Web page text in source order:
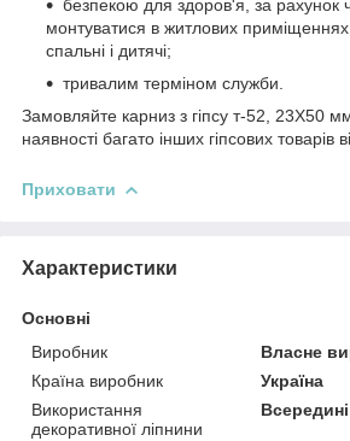
безпекою для здоров'я, за рахунок
монтуватися в житлових
спальні і дитячі;
тривалим терміном служби.
Замовляйте карниз з гіпсу т-52, 23Х50
наявності багато інших гіпсових товарів
Приховати
Характеристики
Основні
Виробник
Власне
Країна виробник
Україна
Використання
декоративної ліпнини